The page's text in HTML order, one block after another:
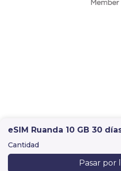
eSIM Ruanda 10 GB 30
Cantidad
Pasar por